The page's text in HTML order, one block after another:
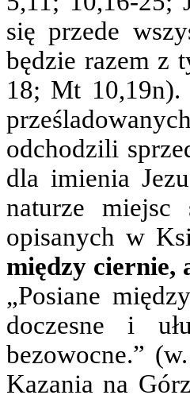
się przede
będzie razem z
18; Mt
odchodzili
dla imienia
naturze miejsc
opisanych w
między ciernie,
„Posiane
doczesne i
bezowocne.”
Kazania na